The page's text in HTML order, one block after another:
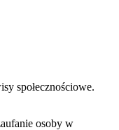
społecznościowe.
osoby w